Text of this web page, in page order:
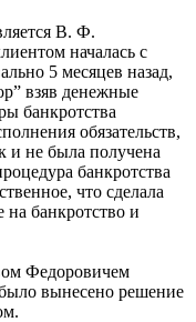
В. Ф.
началась с
5 месяцев назад,
взяв денежные
банкротства
обязательств,
и не была получена
банкротства
что сделала
на банкротство и
Федоровичем
вынесено решение
.